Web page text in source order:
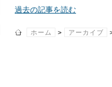
過去の記事を読む
ホーム > アーカイブ